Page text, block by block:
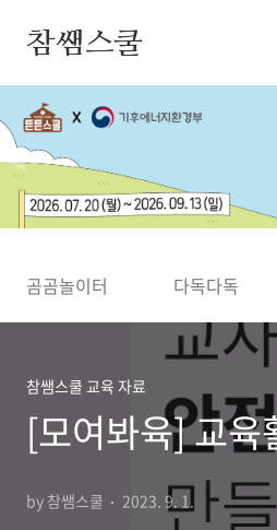
참쌤스쿨
◀
곰곰놀이터 다독다독
참쌤스쿨 교육 자료
[모여봐육] 교육
by 참쌤스쿨 2023. 9. 1.